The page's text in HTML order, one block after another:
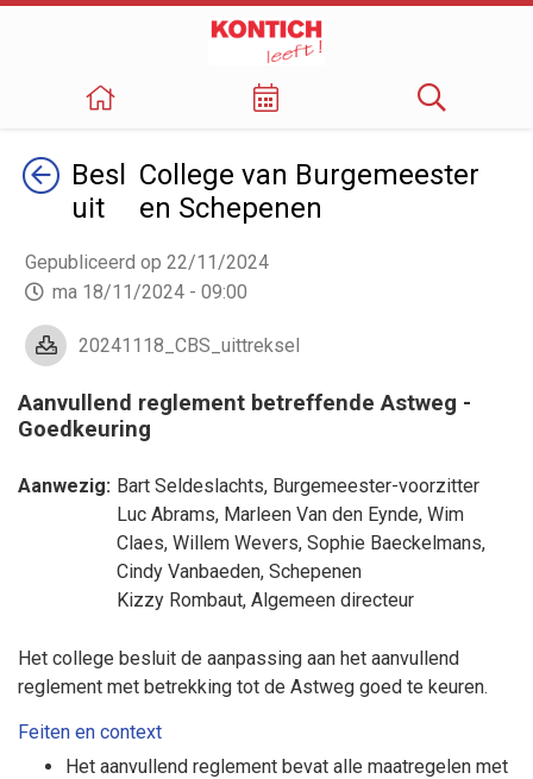
TerugBesl
uit
College van Burgemeester
en Schepenen
Gepubliceerd op 22/11/2024
ma 18/11/2024 - 09:00
20241118_CBS_uittreksel
Aanvullend reglement betreffende Astweg -
Goedkeuring
Aanwezig: Bart Seldeslachts, Burgemeester-voorzitter
Luc Abrams, Marleen Van den Eynde, Wim
Claes, Willem Wevers, Sophie Baeckelmans,
Cindy Vanbaeden, Schepenen
Kizzy Rombaut, Algemeen directeur
Het college besluit de aanpassing aan het aanvullend
reglement met betrekking tot de Astweg goed te keuren.
Feiten en context
Het aanvullend reglement bevat alle maatregelen met